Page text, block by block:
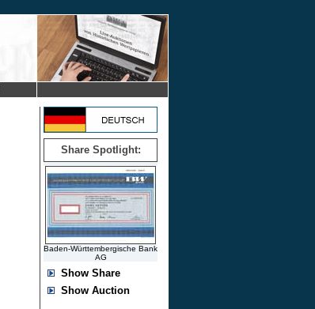
Share Spotlight:
Baden-Württembergische Bank
AG
Show Share
Show Auction